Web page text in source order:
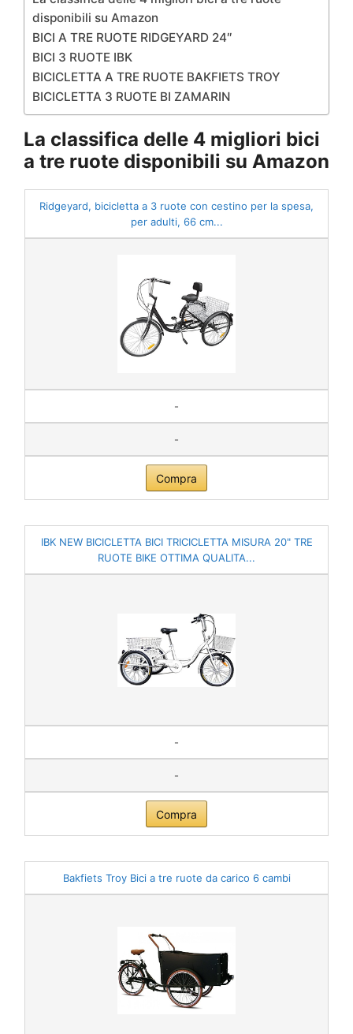
disponibili su Amazon
BICI A TRE RUOTE RIDGEYARD 24″
BICI 3 RUOTE IBK
BICICLETTA A TRE RUOTE BAKFIETS TROY
BICICLETTA 3 RUOTE BI ZAMARIN
La classifica delle 4 migliori bici
a tre ruote disponibili su Amazon
Ridgeyard, bicicletta a 3 ruote con cestino per la spesa,
per adulti, 66 cm...
-
-
Compra
IBK NEW BICICLETTA BICI TRICICLETTA MISURA 20" TRE
RUOTE BIKE OTTIMA QUALITA...
-
-
Compra
Bakfiets Troy Bici a tre ruote da carico 6 cambi